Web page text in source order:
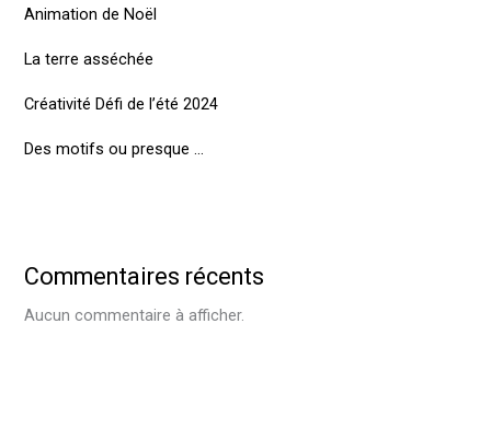
Animation de Noël
La terre asséchée
Créativité Défi de l’été 2024
Des motifs ou presque …
Commentaires récents
Aucun commentaire à afficher.